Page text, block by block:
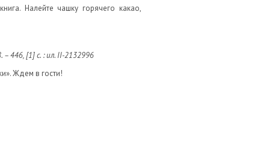
Налейте чашку горячего какао,
446, [1] с. : ил. II-2132996
Ждем в гости!